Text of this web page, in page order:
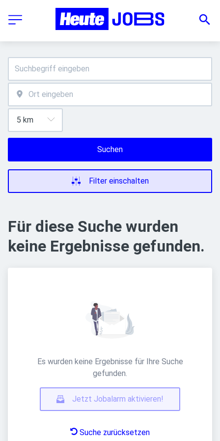
Suchen
Filter einschalten
Für diese Suche wurden
keine Ergebnisse gefunden.
Es wurden keine Ergebnisse für Ihre Suche
gefunden.
Jetzt Jobalarm aktivieren!
Suche zurücksetzen